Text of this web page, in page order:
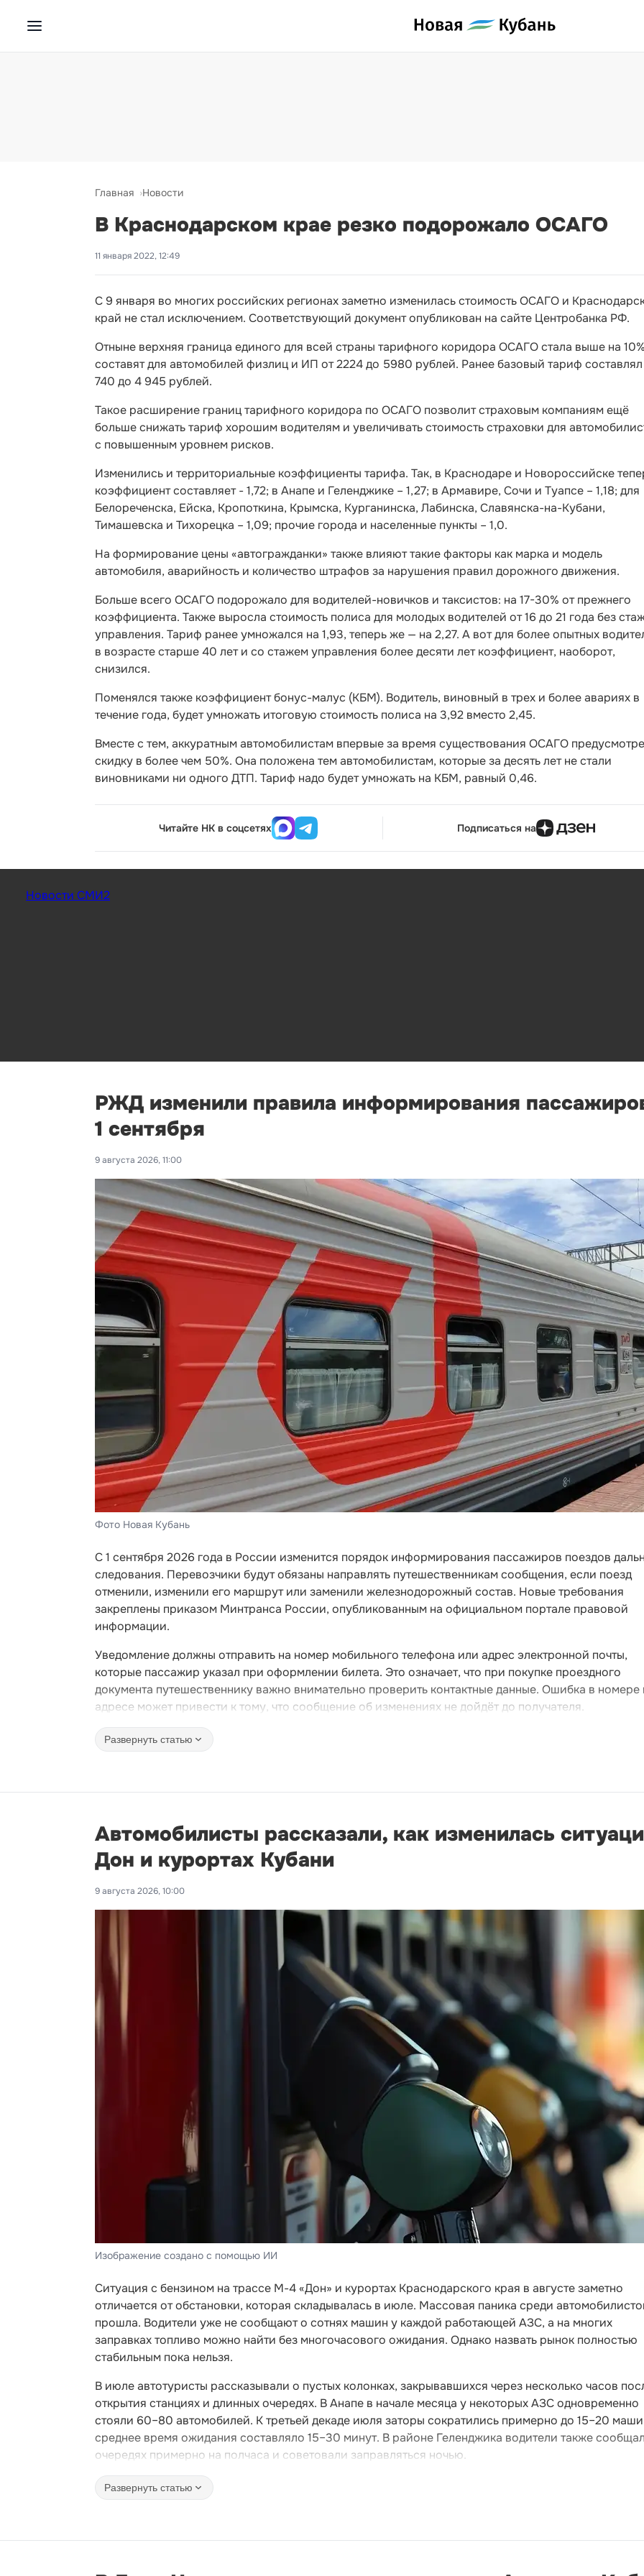
Главная Новости
В Краснодарском крае резко подорожало ОСАГО
11 января 2022, 12:49
С 9 января во многих российских регионах заметно изменилась стоимость ОСАГО и
край не стал исключением. Соответствующий документ опубликован на сайте Центробанка РФ.
Отныне верхняя граница единого для всей страны тарифного коридора ОСАГО стала выше на
составят для автомобилей физлиц и ИП от 2224 до 5980 рублей. Ранее базовый тариф составлял
740 до 4 945 рублей.
Такое расширение границ тарифного коридора по ОСАГО позволит страховым компаниям ещё
больше снижать тариф хорошим водителям и увеличивать стоимость страховки для
с повышенным уровнем рисков.
Изменились и территориальные коэффициенты тарифа. Так, в Краснодаре и Новороссийске
коэффициент составляет - 1,72; в Анапе и Геленджике – 1,27; в Армавире, Сочи и Туапсе – 1,18; для
Белореченска, Ейска, Кропоткина, Крымска, Курганинска, Лабинска, Славянска-на-Кубани,
Тимашевска и Тихорецка – 1,09; прочие города и населенные пункты – 1,0.
На формирование цены «автогражданки» также влияют такие факторы как марка и модель
автомобиля, аварийность и количество штрафов за нарушения правил дорожного движения.
Больше всего ОСАГО подорожало для водителей-новичков и таксистов: на 17-30% от прежнего
коэффициента. Также выросла стоимость полиса для молодых водителей от 16 до 21 года без
управления. Тариф ранее умножался на 1,93, теперь же — на 2,27. А вот для более опытных
в возрасте старше 40 лет и со стажем управления более десяти лет коэффициент, наоборот,
снизился.
Поменялся также коэффициент бонус-малус (КБМ). Водитель, виновный в трех и более авариях в
течение года, будет умножать итоговую стоимость полиса на 3,92 вместо 2,45.
Вместе с тем, аккуратным автомобилистам впервые за время существования ОСАГО
скидку в более чем 50%. Она положена тем автомобилистам, которые за десять лет не стали
виновниками ни одного ДТП. Тариф надо будет умножать на КБМ, равный 0,46.
Читайте НК в соцсетях Подписаться на
Новости СМИ2
РЖД изменили правила информирования
1 сентября
9 августа 2026, 11:00
Фото Новая Кубань
С 1 сентября 2026 года в России изменится порядок информирования пассажиров поездов
следования. Перевозчики будут обязаны направлять путешественникам сообщения, если поезд
отменили, изменили его маршрут или заменили железнодорожный состав. Новые требования
закреплены приказом Минтранса России, опубликованным на официальном портале правовой
информации.
Уведомление должны отправить на номер мобильного телефона или адрес электронной почты,
которые пассажир указал при оформлении билета. Это означает, что при покупке проездного
документа путешественнику важно внимательно проверить контактные данные. Ошибка в номере
адресе может привести к тому, что сообщение об изменениях не дойдёт до получателя.
Развернуть статью
Автомобилисты рассказали, как изменилась
Дон и курортах Кубани
9 августа 2026, 10:00
Изображение создано с помощью ИИ
Ситуация с бензином на трассе М-4 «Дон» и курортах Краснодарского края в августе заметно
отличается от обстановки, которая складывалась в июле. Массовая паника среди
прошла. Водители уже не сообщают о сотнях машин у каждой работающей АЗС, а на многих
заправках топливо можно найти без многочасового ожидания. Однако назвать рынок полностью
стабильным пока нельзя.
В июле автотуристы рассказывали о пустых колонках, закрывавшихся через несколько часов
открытия станциях и длинных очередях. В Анапе в начале месяца у некоторых АЗС одновременно
стояли 60–80 автомобилей. К третьей декаде июля заторы сократились примерно до 15–20
среднее время ожидания составляло 15–30 минут. В районе Геленджика водители также
очередях примерно на полчаса и советовали заправляться ночью.
Развернуть статью